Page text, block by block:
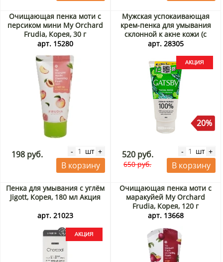
Очищающая пенка моти с
персиком мини My Orchard
Frudia, Корея, 30 г
арт. 15280
198 руб. - шт +
В корзину
Мужская успокаивающая
крем-пенка для умывания
склонной к акне кожи (с
охлаждающим эффектом)
Индонезия, 130 г Акция
арт. 28305
20%
520 руб.
650 руб.
- шт +
В корзину
Пенка для умывания с углём
Jigott, Корея, 180 мл Акция
арт. 21023
Очищающая пенка моти с
маракуйей My Orchard
Frudia, Корея, 120 г
арт. 13668